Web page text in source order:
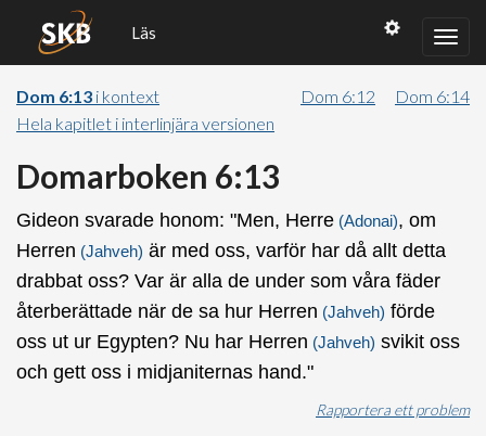
Läs
Dom 6:13 i kontext
Hela kapitlet i interlinjära versionen
Dom 6:12 Dom 6:14
Domarboken 6:13
Gideon svarade honom: "Men, Herre (Adonai), om
Herren (Jahveh) är med oss, varför har då allt detta
drabbat oss? Var är alla de under som våra fäder
återberättade när de sa hur Herren (Jahveh) förde
oss ut ur Egypten? Nu har Herren (Jahveh) svikit oss
och gett oss i midjaniternas hand."
Rapportera ett problem